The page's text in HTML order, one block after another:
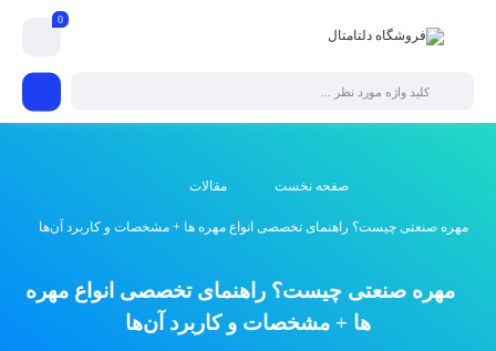
0
صفحه نخست مقالات
مهره صنعتی چیست؟ راهنمای تخصصی انواع مهره ها + مشخصات و کاربرد آن‌ها
مهره صنعتی چیست؟ راهنمای تخصصی انواع مهره
ها + مشخصات و کاربرد آن‌ها